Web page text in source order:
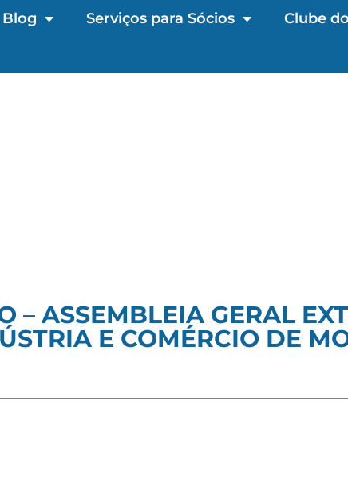
Blog Serviços para Sócios Clube
– ASSEMBLEIA GERAL
E COMÉRCIO DE